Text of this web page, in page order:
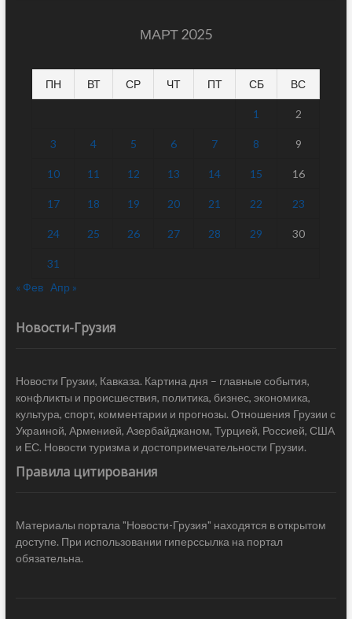
МАРТ 2025
ПН ВТ СР ЧТ ПТ СБ ВС
1 2
3 4 5 6 7 8 9
10 11 12 13 14 15 16
17 18 19 20 21 22 23
24 25 26 27 28 29 30
31
« Фев Апр »
Новости-Грузия
Новости Грузии, Кавказа. Картина дня – главные события,
конфликты и происшествия, политика, бизнес, экономика,
культура, спорт, комментарии и прогнозы. Отношения Грузии с
Украиной, Арменией, Азербайджаном, Турцией, Россией, США
и ЕС. Новости туризма и достопримечательности Грузии.
Правила цитирования
Материалы портала "Новости-Грузия" находятся в открытом
доступе. При использовании гиперссылка на портал
обязательна.